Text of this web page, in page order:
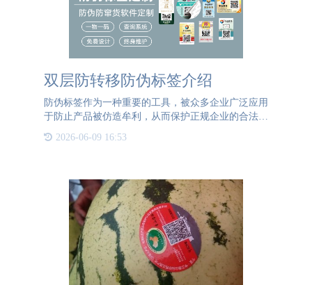
双层防转移防伪标签介绍
防伪标签作为一种重要的工具，被众多企业广泛应用
于防止产品被仿造牟利，从而保护正规企业的合法权
益。然而，许多企业在选择防伪标签时却缺乏明确的
认识。本文将由公海JCJC5500防伪带领大家深入了解
2026-06-09 16:53